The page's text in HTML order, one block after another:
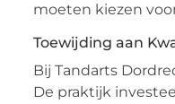
moeten kiezen
Toewijding aan
Bij Tandarts
De praktijk